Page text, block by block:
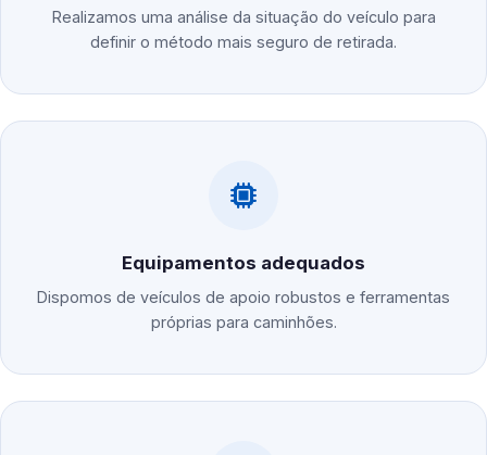
Realizamos uma análise da situação do veículo para
definir o método mais seguro de retirada.
Equipamentos adequados
Dispomos de veículos de apoio robustos e ferramentas
próprias para caminhões.